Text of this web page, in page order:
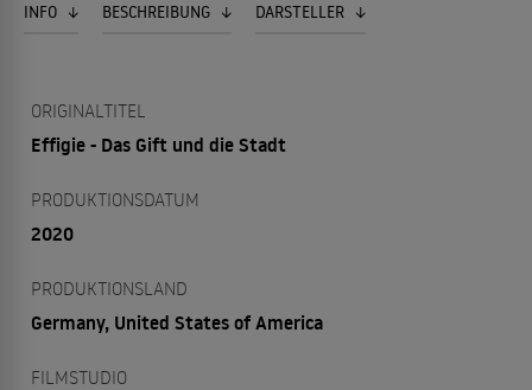
INFO BESCHREIBUNG DARSTELLER
ORIGINALTITEL
Effigie - Das Gift und die Stadt
PRODUKTIONSDATUM
2020
PRODUKTIONSLAND
Germany, United States of America
FILMSTUDIO